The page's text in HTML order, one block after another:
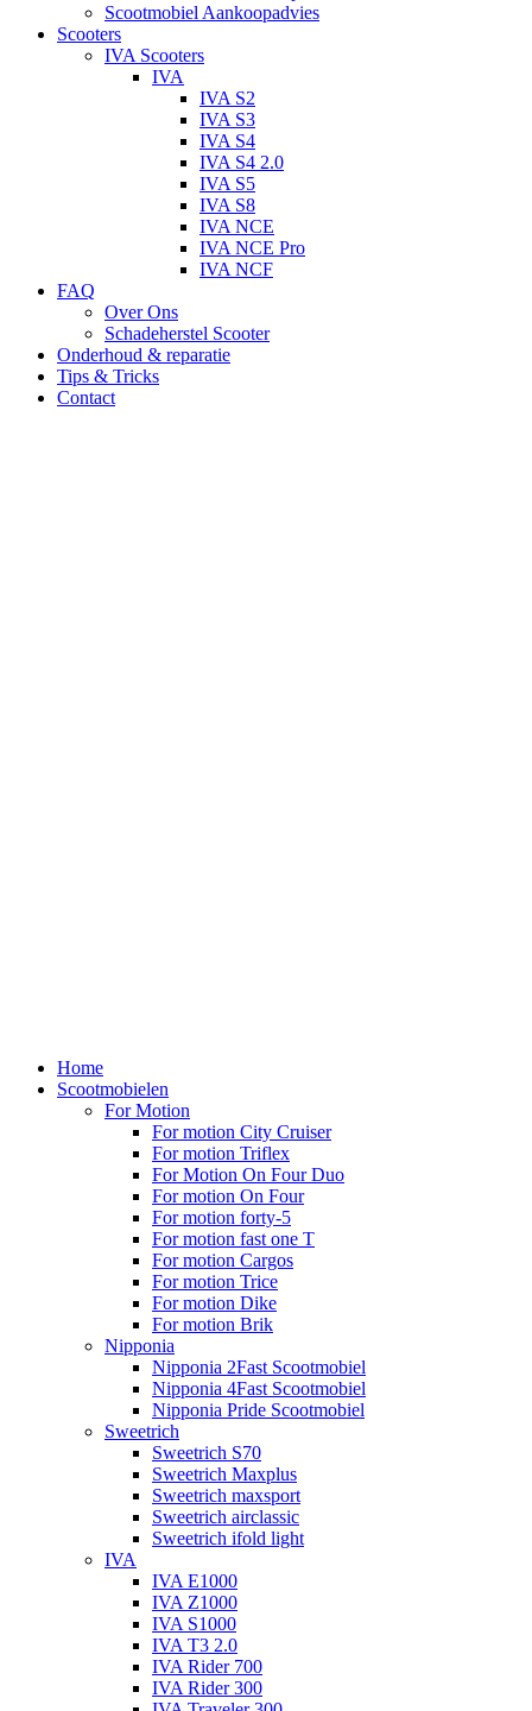
Scootmobiel Aankoopadvies
Scooters
IVA Scooters
IVA
IVA S2
IVA S3
IVA S4
IVA S4 2.0
IVA S5
IVA S8
IVA NCE
IVA NCE Pro
IVA NCF
FAQ
Over Ons
Schadeherstel Scooter
Onderhoud & reparatie
Tips & Tricks
Contact
Home
Scootmobielen
For Motion
For motion City Cruiser
For motion Triflex
For Motion On Four Duo
For motion On Four
For motion forty-5
For motion fast one T
For motion Cargos
For motion Trice
For motion Dike
For motion Brik
Nipponia
Nipponia 2Fast Scootmobiel
Nipponia 4Fast Scootmobiel
Nipponia Pride Scootmobiel
Sweetrich
Sweetrich S70
Sweetrich Maxplus
Sweetrich maxsport
Sweetrich airclassic
Sweetrich ifold light
IVA
IVA E1000
IVA Z1000
IVA S1000
IVA T3 2.0
IVA Rider 700
IVA Rider 300